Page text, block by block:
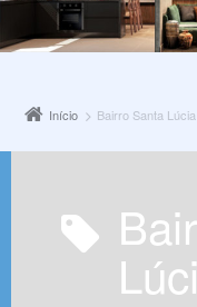
Início Bairro Santa Lúcia
Bairro Santa